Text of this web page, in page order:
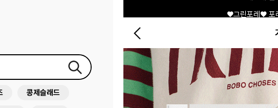
♥그린포레♥ 포
콩제슬래드